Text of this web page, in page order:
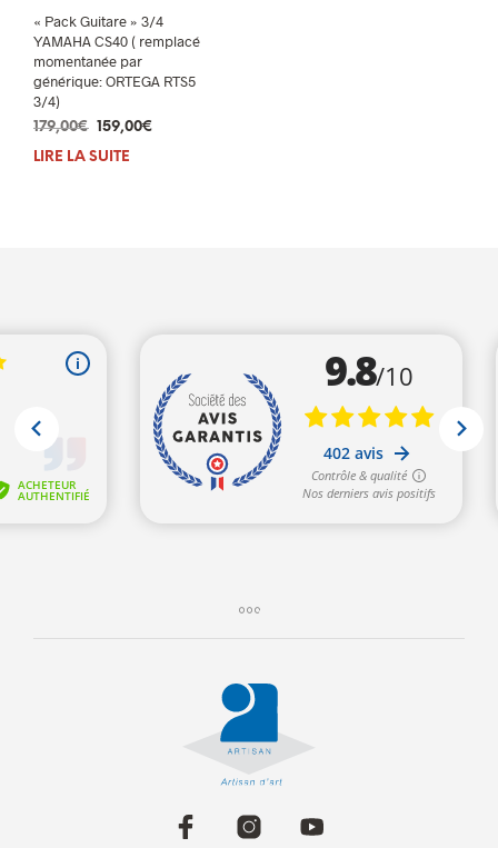
« Pack Guitare » 3/4
YAMAHA CS40 ( remplacé
momentanée par
générique: ORTEGA RTS5
3/4)
179,00€ Le
prix
159,00€
LIRE LA SUITE